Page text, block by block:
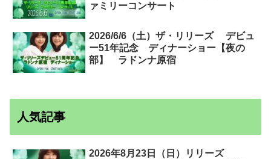
ァミリーコンサート
2026/6/6（土）ザ・リリーズ デビュ
ー51年記念 ディナーショー【夜の
部】 ラドンナ原宿
人気記事
2026年8月23日（日）リリーズ